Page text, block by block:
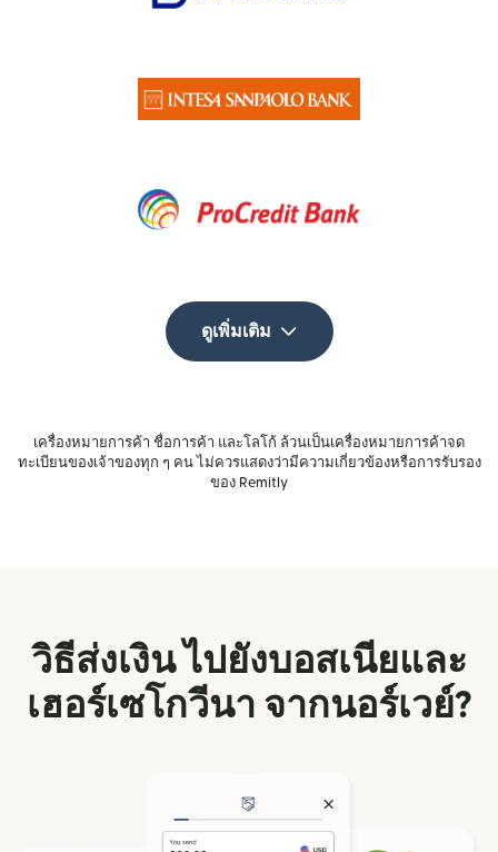
ดูเพิ่มเติม
เครื่องหมายการค้า ชื่อการค้า และโลโก้ ล้วนเป็นเครื่องหมายการค้าจด
ทะเบียนของเจ้าของทุก ๆ คน ไม่ควรแสดงว่ามีความเกี่ยวข้องหรือการรับรอง
ของ Remitly
วิธีส่งเงิน ไปยังบอสเนียและ
เฮอร์เซโกวีนา จากนอร์เวย์?